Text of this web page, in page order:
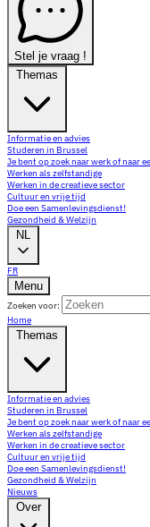
Stel je vraag !
Themas
Informatie en advies
Studeren in Brussel
Je bent op zoek naar werk of naar
Werken als zelfstandige
Werken in de creatieve sector
Cultuur en vrije tijd
Doe een Samenlevingsdienst!
Gezondheid & Welzijn
NL
FR
Menu
Zoeken voor:
Home
Themas
Informatie en advies
Studeren in Brussel
Je bent op zoek naar werk of naar
Werken als zelfstandige
Werken in de creatieve sector
Cultuur en vrije tijd
Doe een Samenlevingsdienst!
Gezondheid & Welzijn
Nieuws
Over